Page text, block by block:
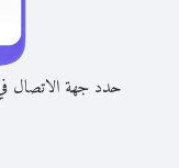
حدد جهة الاتصال